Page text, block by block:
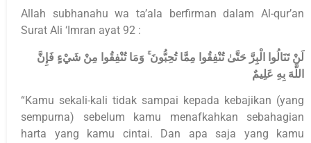
Allah subhanahu wa ta’ala berfirman dalam Al-qur’an
Surat Ali ‘Imran ayat 92 :
لَنْ تَنَالُوا الْبِرَّ حَتَّىٰ تُنْفِقُوا مِمَّا تُحِبُّونَ ۚ وَمَا تُنْفِقُوا مِنْ شَيْءٍ فَإِنَّ
اللَّهَ بِهِ عَلِيمٌ
“Kamu sekali-kali tidak sampai kepada kebajikan (yang
sempurna) sebelum kamu menafkahkan sebahagian
harta yang kamu cintai. Dan apa saja yang kamu